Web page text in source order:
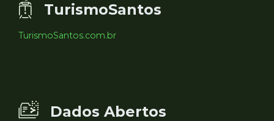
TurismoSantos
TurismoSantos.com.br
Dados Abertos